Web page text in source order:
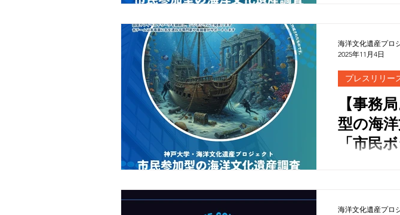
【事務
型の海
「市民
プレスリリー
海洋文化遺産プロ
2025年11月4日
海洋文化遺産プロ